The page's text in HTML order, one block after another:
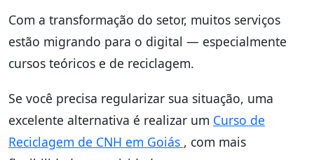
Com a transformação do setor, muitos serviços
estão migrando para o digital — especialmente
cursos teóricos e de reciclagem.
Se você precisa regularizar sua situação, uma
excelente alternativa é realizar um Curso de
Reciclagem de CNH em Goiás , com mais